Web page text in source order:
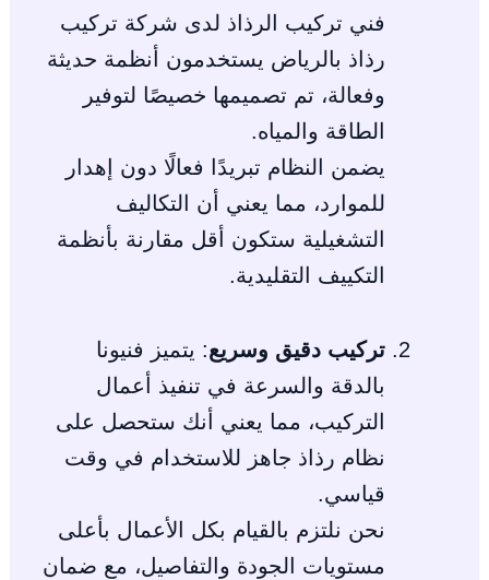
فني تركيب الرذاذ لدى شركة تركيب
رذاذ بالرياض يستخدمون أنظمة حديثة
وفعالة، تم تصميمها خصيصًا لتوفير
الطاقة والمياه.
يضمن النظام تبريدًا فعالًا دون إهدار
للموارد، مما يعني أن التكاليف
التشغيلية ستكون أقل مقارنة بأنظمة
التكييف التقليدية.
تركيب دقيق وسريع: يتميز فنيونا
بالدقة والسرعة في تنفيذ أعمال
التركيب، مما يعني أنك ستحصل على
نظام رذاذ جاهز للاستخدام في وقت
قياسي.
نحن نلتزم بالقيام بكل الأعمال بأعلى
مستويات الجودة والتفاصيل، مع ضمان